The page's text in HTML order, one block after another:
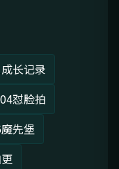
长记录
怼脸拍
先堡